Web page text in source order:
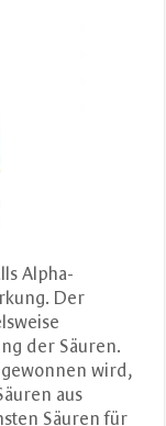
Alpha-
Der
der Säuren.
wird,
aus
Säuren für